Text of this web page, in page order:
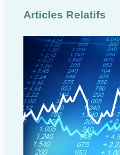
Articles Relatifs